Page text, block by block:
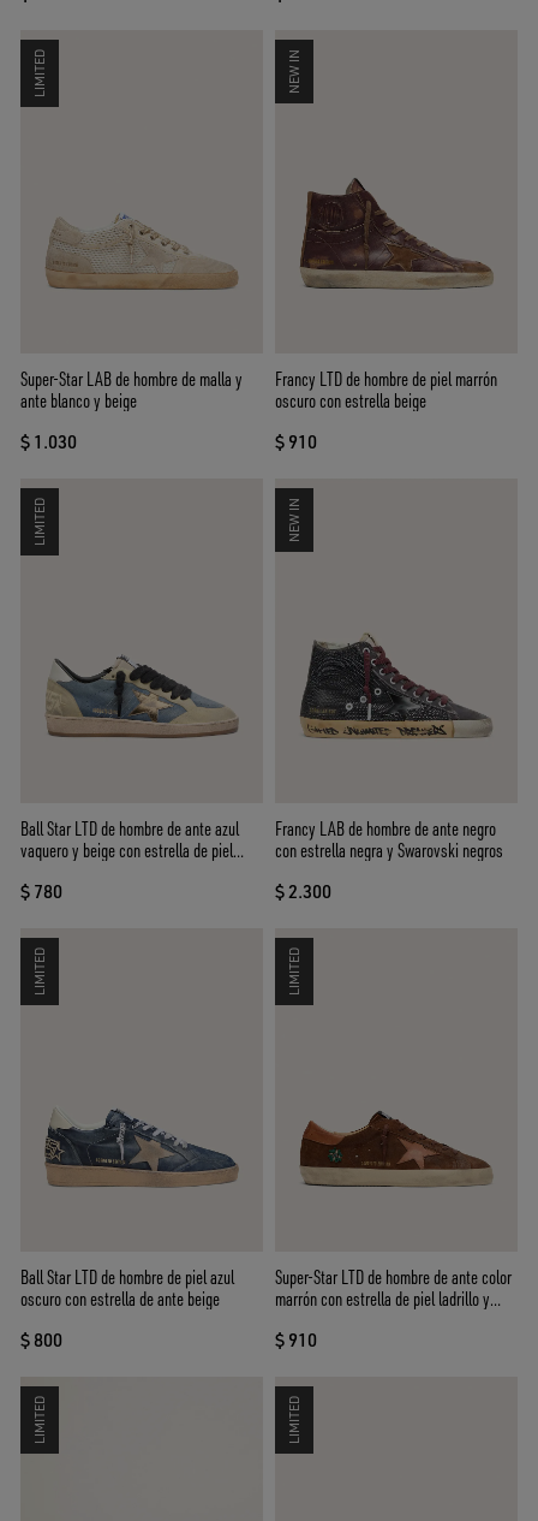
LIMITED
Super-Star LAB de hombre de malla y
ante blanco y beige
$ 1.030
NEW IN
Francy LTD de hombre de piel marrón
oscuro con estrella beige
$ 910
LIMITED
Ball Star LTD de hombre de ante azul
vaquero y beige con estrella de piel
$ 780
NEW IN
Francy LAB de hombre de ante negro
con estrella negra y Swarovski negros
$ 2.300
LIMITED
Ball Star LTD de hombre de piel azul
oscuro con estrella de ante beige
$ 800
LIMITED
Super-Star LTD de hombre de ante color
marrón con estrella de piel ladrillo y
$ 910
LIMITED LIMITED